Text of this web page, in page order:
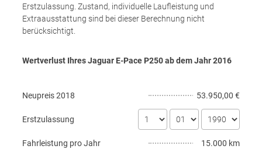
Erstzulassung. Zustand, individuelle Laufleistung und
Extraausstattung sind bei dieser Berechnung nicht
berücksichtigt.
Wertverlust Ihres Jaguar E-Pace P250 ab dem Jahr2016
Neupreis2018 53.950,00 €
Erstzulassung
Fahrleistung pro Jahr 15.000 km